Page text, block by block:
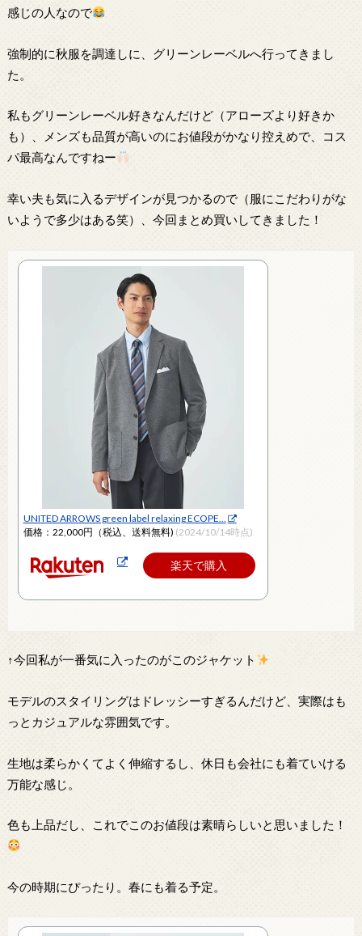
感じの人なので
強制的に秋服を調達しに、グリーンレーベルへ行ってきまし
た。
私もグリーンレーベル好きなんだけど（アローズより好きか
も）、メンズも品質が高いのにお値段がかなり控えめで、コス
パ最高なんですねー
幸い夫も気に入るデザインが見つかるので（服にこだわりがな
いようで多少はある笑）、今回まとめ買いしてきました！
UNITED ARROWS green label relaxing ECOPE…
価格：22,000円（税込、送料無料) (2024/10/14時点)
楽天で購入
↑今回私が一番気に入ったのがこのジャケット
モデルのスタイリングはドレッシーすぎるんだけど、実際はも
っとカジュアルな雰囲気です。
生地は柔らかくてよく伸縮するし、休日も会社にも着ていける
万能な感じ。
色も上品だし、これでこのお値段は素晴らしいと思いました！
今の時期にぴったり。春にも着る予定。